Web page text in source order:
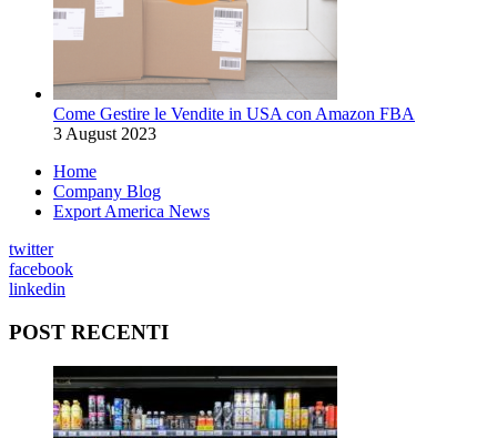
Come Gestire le Vendite in USA con Amazon FBA
3 August 2023
Home
Company Blog
Export America News
twitter
facebook
linkedin
POST RECENTI